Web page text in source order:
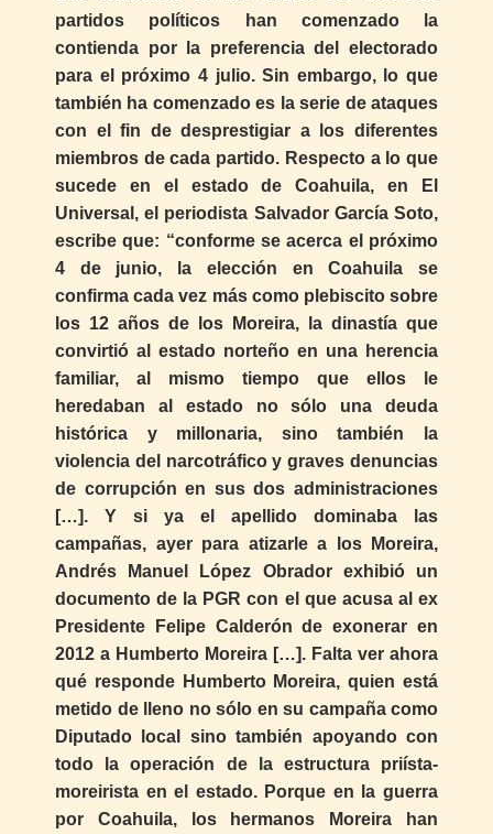
partidos políticos han comenzado la
contienda por la preferencia del electorado
para el próximo 4 julio. Sin embargo, lo que
también ha comenzado es la serie de ataques
con el fin de desprestigiar a los diferentes
miembros de cada partido. Respecto a lo que
sucede en el estado de Coahuila, en El
Universal, el periodista Salvador García Soto,
escribe que: “conforme se acerca el próximo
4 de junio, la elección en Coahuila se
confirma cada vez más como plebiscito sobre
los 12 años de los Moreira, la dinastía que
convirtió al estado norteño en una herencia
familiar, al mismo tiempo que ellos le
heredaban al estado no sólo una deuda
histórica y millonaria, sino también la
violencia del narcotráfico y graves denuncias
de corrupción en sus dos administraciones
[…]. Y si ya el apellido dominaba las
campañas, ayer para atizarle a los Moreira,
Andrés Manuel López Obrador exhibió un
documento de la PGR con el que acusa al ex
Presidente Felipe Calderón de exonerar en
2012 a Humberto Moreira […]. Falta ver ahora
qué responde Humberto Moreira, quien está
metido de lleno no sólo en su campaña como
Diputado local sino también apoyando con
todo la operación de la estructura priísta-
moreirista en el estado. Porque en la guerra
por Coahuila, los hermanos Moreira han